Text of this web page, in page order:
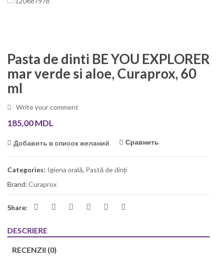
Pasta de dinti BE YOU EXPLORER
mar verde si aloe, Curaprox, 60
ml
Write your comment
185,00MDL
Добавить в список желаний Сравнить
Categories: Igiena orală, Pastă de dinți
Brand: Curaprox
Share:
DESCRIERE
RECENZII (0)